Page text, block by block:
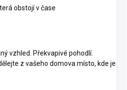
obstojí v čase
vzhled. Překvapivé pohodlí.
z vašeho domova místo, kde je